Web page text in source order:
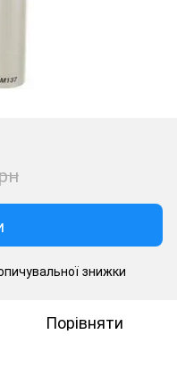
знижки
Порівняти